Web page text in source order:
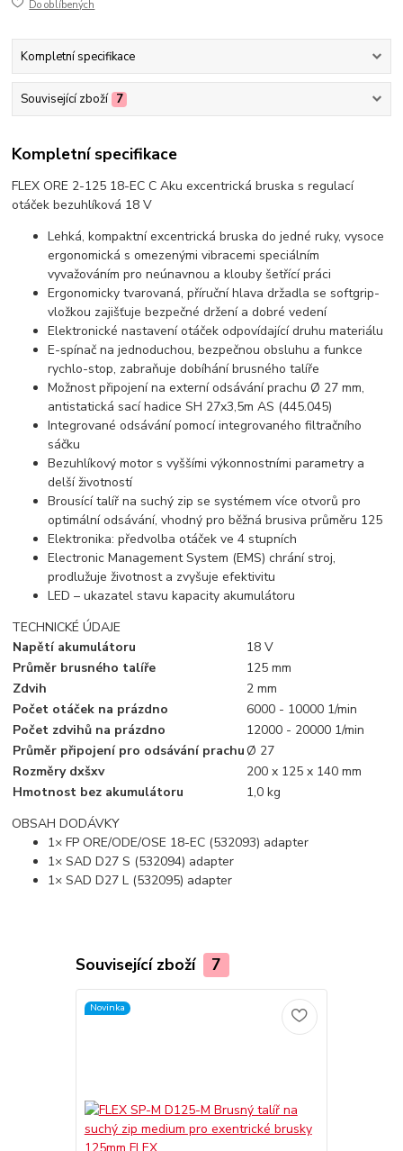
Do oblíbených
Kompletní specifikace
Související zboží 7
Kompletní specifikace
FLEX ORE 2-125 18-EC C Aku excentrická bruska s regulací
otáček bezuhlíková 18 V
Lehká, kompaktní excentrická bruska do jedné ruky, vysoce
ergonomická s omezenými vibracemi speciálním
vyvažováním pro neúnavnou a klouby šetřící práci
Ergonomicky tvarovaná, příruční hlava držadla se softgrip-
vložkou zajišťuje bezpečné držení a dobré vedení
Elektronické nastavení otáček odpovídající druhu materiálu
E-spínač na jednoduchou, bezpečnou obsluhu a funkce
rychlo-stop, zabraňuje dobíhání brusného talíře
Možnost připojení na externí odsávání prachu Ø 27 mm,
antistatická sací hadice SH 27x3,5m AS (445.045)
Integrované odsávání pomocí integrovaného filtračního
sáčku
Bezuhlíkový motor s vyššími výkonnostními parametry a
delší životností
Brousící talíř na suchý zip se systémem více otvorů pro
optimální odsávání, vhodný pro běžná brusiva průměru 125
Elektronika: předvolba otáček ve 4 stupních
Electronic Management System (EMS) chrání stroj,
prodlužuje životnost a zvyšuje efektivitu
LED – ukazatel stavu kapacity akumulátoru
TECHNICKÉ ÚDAJE
Napětí akumulátoru
18 V
Průměr brusného talíře
125 mm
Zdvih
2 mm
Počet otáček na prázdno
6000 - 10000 1/min
Počet zdvihů na prázdno
12000 - 20000 1/min
Průměr připojení pro odsávání prachuØ 27
Rozměry dxšxv
200 x 125 x 140 mm
Hmotnost bez akumulátoru
1,0 kg
OBSAH DODÁVKY
1× FP ORE/ODE/OSE 18-EC (532093) adapter
1× SAD D27 S (532094) adapter
1× SAD D27 L (532095) adapter
Související zboží 7
Novinka